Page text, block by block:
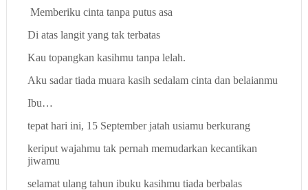
Memberiku cinta tanpa putus asa
Di atas langit yang tak terbatas
Kau topangkan kasihmu tanpa lelah.
Aku sadar tiada muara kasih sedalam cinta dan belaianmu
Ibu…
tepat hari ini, 15 September jatah usiamu berkurang
keriput wajahmu tak pernah memudarkan kecantikan
jiwamu
selamat ulang tahun ibuku kasihmu tiada berbalas